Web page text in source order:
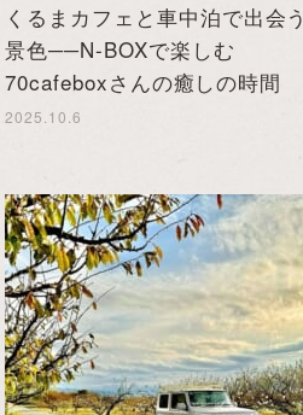
くるまカフェと車中泊で出会う
景色──N-BOXで楽しむ
70cafeboxさんの癒しの時間
2025.10.6